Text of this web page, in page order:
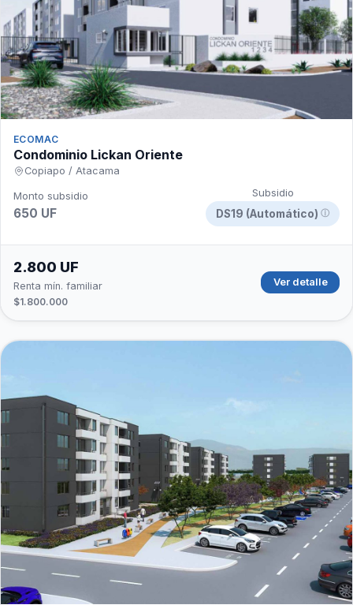
ECOMAC
Condominio Lickan Oriente
Copiapo / Atacama
Monto subsidio
650 UF
Subsidio
DS19 (Automático) ⓘ
2.800 UF
Renta mín. familiar
$1.800.000
Ver detalle